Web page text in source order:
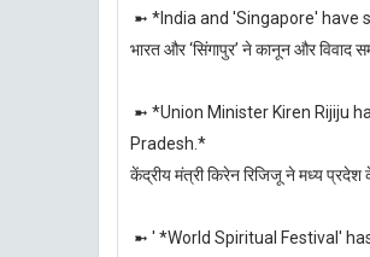
➼ *India and 'Singapore' have
भारत और ‘सिंगापुर’ ने कानून और विवाद
➼ *Union Minister Kiren Rijiju
Pradesh.*
केंद्रीय मंत्री किरेन रिजिजू ने मध्य प्रदेश
➼ ' *World Spiritual Festival'